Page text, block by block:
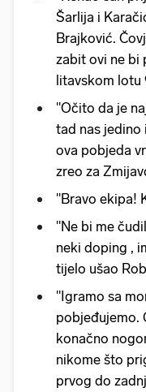
Šarlija i
Brajković.
zabit ovi ne bi
litavskom lotu
"Očito da je
tad nas jedino
ova pobjeda
zreo za
"Bravo ekipa!
"Ne bi me
neki doping ,
tijelo ušao
"Igramo sa
pobjeđujemo.
konačno
nikome što
prvog do